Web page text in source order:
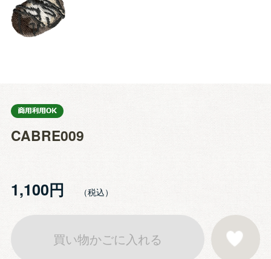
CABRE009
1,100円
買い物かごに入れる お気に入りに登